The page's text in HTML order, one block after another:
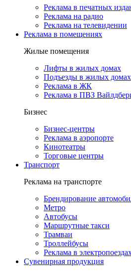
Реклама в печатных
Реклама на радио
Реклама на телевидении
Реклама в помещениях
Жилые помещения
Лифты в жилых домах
Подъезды в жилых домах
Реклама в ЖК
Реклама в ПВЗ
Бизнес
Бизнес-центры
Реклама в аэропорте
Кинотеатры
Торговые центры
Транспорт
Реклама на транспорте
Брендирование
Метро
Автобусы
Маршрутные такси
Трамваи
Троллейбусы
Реклама в
Сувенирная продукция